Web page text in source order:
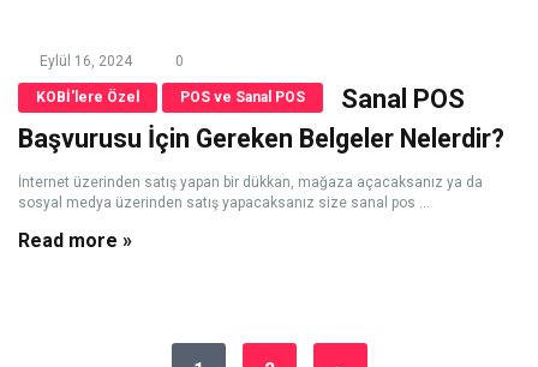
Eylül 16, 2024 0
KOBİ'lere Özel POS ve Sanal POS
Sanal POS
Başvurusu İçin Gereken Belgeler Nelerdir?
İnternet üzerinden satış yapan bir dükkan, mağaza açacaksanız ya da
sosyal medya üzerinden satış yapacaksanız size sanal pos ...
Read more »